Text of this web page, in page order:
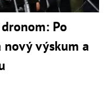
Po
výskum a